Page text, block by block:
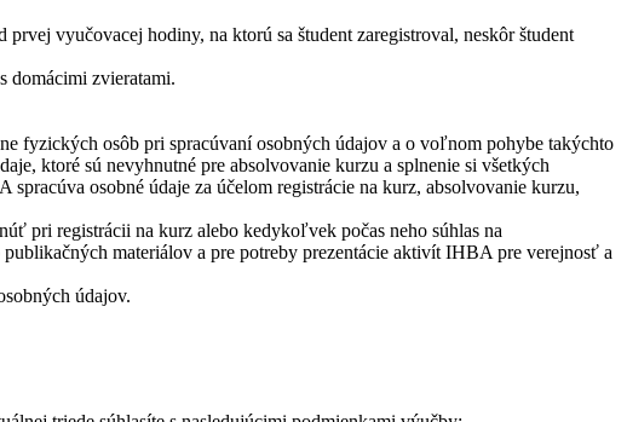
vyučovacej hodiny, na ktorú sa študent zaregistroval, neskôr študent
domácimi zvieratami.
fyzických osôb pri spracúvaní osobných údajov a o voľnom pohybe takýchto
ktoré sú nevyhnutné pre absolvovanie kurzu a splnenie si všetkých
osobné údaje za účelom registrácie na kurz, absolvovanie kurzu,
pri registrácii na kurz alebo kedykoľvek počas neho súhlas na
materiálov a pre potreby prezentácie aktivít IHBA pre verejnosť a
údajov.